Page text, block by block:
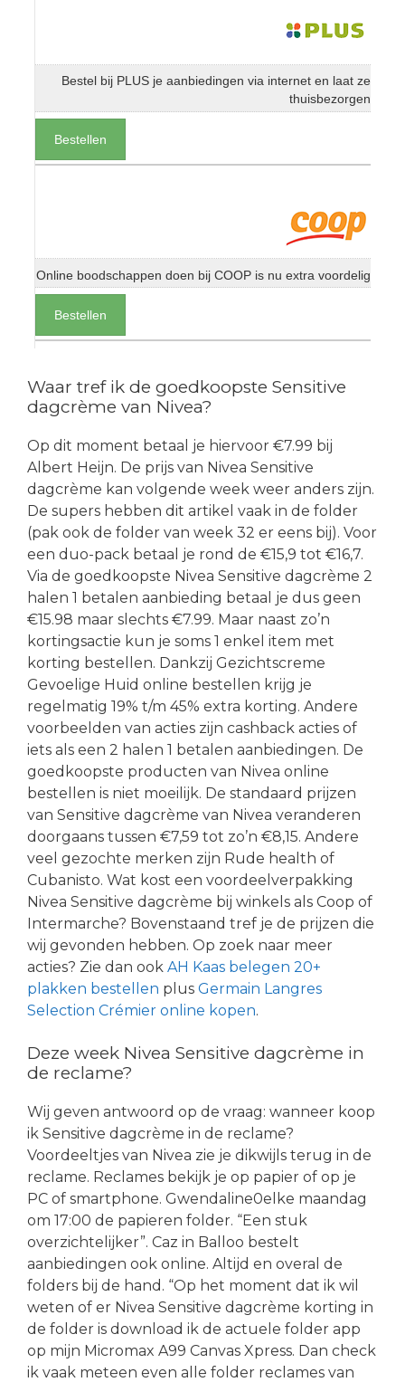
Bestel bij PLUS je aanbiedingen via internet en laat ze
thuisbezorgen
Bestellen
Online boodschappen doen bij COOP is nu extra voordelig
Bestellen
Waar tref ik de goedkoopste Sensitive
dagcrème van Nivea?
Op dit moment betaal je hiervoor €7.99 bij
Albert Heijn. De prijs van Nivea Sensitive
dagcrème kan volgende week weer anders zijn.
De supers hebben dit artikel vaak in de folder
(pak ook de folder van week 32 er eens bij). Voor
een duo-pack betaal je rond de €15,9 tot €16,7.
Via de goedkoopste Nivea Sensitive dagcrème 2
halen 1 betalen aanbieding betaal je dus geen
€15.98 maar slechts €7.99. Maar naast zo’n
kortingsactie kun je soms 1 enkel item met
korting bestellen. Dankzij Gezichtscreme
Gevoelige Huid online bestellen krijg je
regelmatig 19% t/m 45% extra korting. Andere
voorbeelden van acties zijn cashback acties of
iets als een 2 halen 1 betalen aanbiedingen. De
goedkoopste producten van Nivea online
bestellen is niet moeilijk. De standaard prijzen
van Sensitive dagcrème van Nivea veranderen
doorgaans tussen €7,59 tot zo’n €8,15. Andere
veel gezochte merken zijn Rude health of
Cubanisto. Wat kost een voordeelverpakking
Nivea Sensitive dagcrème bij winkels als Coop of
Intermarche? Bovenstaand tref je de prijzen die
wij gevonden hebben. Op zoek naar meer
acties? Zie dan ook AH Kaas belegen 20+
plakken bestellen plus Germain Langres
Selection Crémier online kopen.
Deze week Nivea Sensitive dagcrème in
de reclame?
Wij geven antwoord op de vraag: wanneer koop
ik Sensitive dagcrème in de reclame?
Voordeeltjes van Nivea zie je dikwijls terug in de
reclame. Reclames bekijk je op papier of op je
PC of smartphone. Gwendaline0elke maandag
om 17:00 de papieren folder. “Een stuk
overzichtelijker”. Caz in Balloo bestelt
aanbiedingen ook online. Altijd en overal de
folders bij de hand. “Op het moment dat ik wil
weten of er Nivea Sensitive dagcrème korting in
de folder is download ik de actuele folder app
op mijn Micromax A99 Canvas Xpress. Dan check
ik vaak meteen even alle folder reclames van